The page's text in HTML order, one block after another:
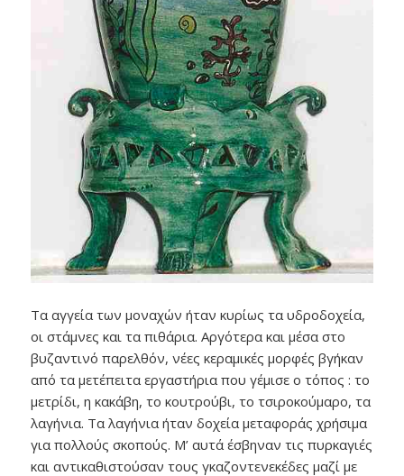
Τα αγγεία των μοναχών ήταν κυρίως τα υδροδοχεία,
οι στάμνες και τα πιθάρια. Αργότερα και μέσα στο
βυζαντινό παρελθόν, νέες κεραμικές μορφές βγήκαν
από τα μετέπειτα εργαστήρια που γέμισε ο τόπος : το
μετρίδι, η κακάβη, το κουτρούβι, το τσιροκούμαρο, τα
λαγήνια. Τα λαγήνια ήταν δοχεία μεταφοράς χρήσιμα
για πολλούς σκοπούς. Μ’ αυτά έσβηναν τις πυρκαγιές
και αντικαθιστούσαν τους γκαζοντενεκέδες μαζί με